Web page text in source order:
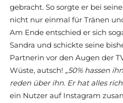
gebracht. So sorgte er bei
nicht nur einmal für Tränen
Am Ende entschied er sich
Sandra und schickte seine
Partnerin vor den Augen der
Wüste, autsch! „50% hassen
reden über ihn. Er hat alles
ein Nutzer auf Instagram